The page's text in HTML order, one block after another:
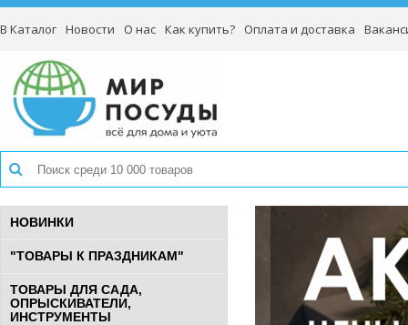
В Каталог Новости О нас Как купить? Оплата и доставка
НОВИНКИ
"ТОВАРЫ К ПРАЗДНИКАМ"
ТОВАРЫ ДЛЯ САДА,
ОПРЫСКИВАТЕЛИ,
ИНСТРУМЕНТЫ